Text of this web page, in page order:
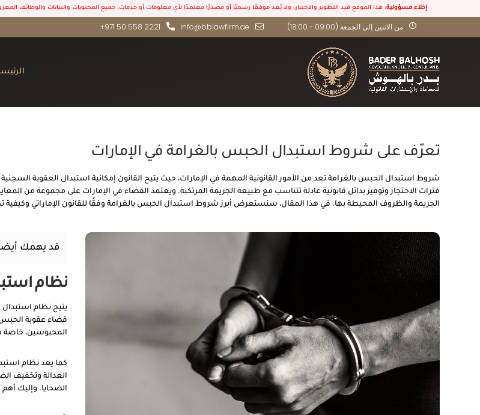
إخلاء مسؤولية: هذا الموقع قيد التطوير والاختبار، ولا يُعد موقعًا رسميًا أو مصدرًا معتمدًا لأي معلومات أو خدمات. جميع المحتويات والبيانات والوظائف
من الاثنين إلى الجمعة (09:00 - 18:00) info@bblawfirm.ae
+971 50 558 2221
تعرّف على شروط استبدال الحبس بالغرامة في الإمارات
شروط استبدال الحبس بالغرامة تعد من الأمور القانونية المهمة في الإمارات، حيث يتيح القانون إمكانية استبدال العقوبة
فترات الاحتجاز وتوفير بدائل قانونية عادلة تتناسب مع طبيعة الجريمة المرتكبة. ويعتمد القضاء في الإمارات على مجموعة من
الجريمة والظروف المحيطة بها. في هذا المقال، سنستعرض أبرز شروط استبدال الحبس بالغرامة وفقًا للقانون الإماراتي
قد يهمك
نظام
يتيح نظام استبدال
قضاء عقوبة
المحبوسين، خاصة
كما يعد نظام
العدالة وتخفيف
الضحايا. وإليك